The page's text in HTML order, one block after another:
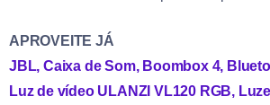
APROVEITE JÁ
JBL, Caixa de Som, Boombox 4,
Luz de vídeo ULANZI VL120 RGB,